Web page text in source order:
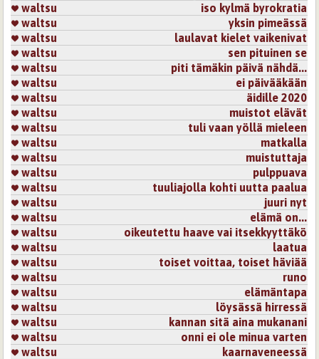
waltsu
iso kylmä byrokratia
waltsu
yksin pimeässä
waltsu
laulavat kielet vaikenivat
waltsu
sen pituinen se
waltsu
piti tämäkin päivä nähdä...
waltsu
ei päivääkään
waltsu
äidille 2020
waltsu
muistot elävät
waltsu
tuli vaan yöllä mieleen
waltsu
matkalla
waltsu
muistuttaja
waltsu
pulppuava
waltsu
tuuliajolla kohti uutta paalua
waltsu
juuri nyt
waltsu
elämä on...
waltsu
oikeutettu haave vai itsekkyyttäkö
waltsu
laatua
waltsu
toiset voittaa, toiset häviää
waltsu
runo
waltsu
elämäntapa
waltsu
löysässä hirressä
waltsu
kannan sitä aina mukanani
waltsu
onni ei ole minua varten
waltsu
kaarnaveneessä